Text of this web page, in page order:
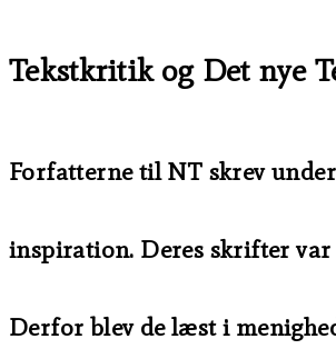
Tekstkritik og Det nye
Forfatterne til NT skrev
inspiration. Deres skrifter var
Derfor blev de læst i